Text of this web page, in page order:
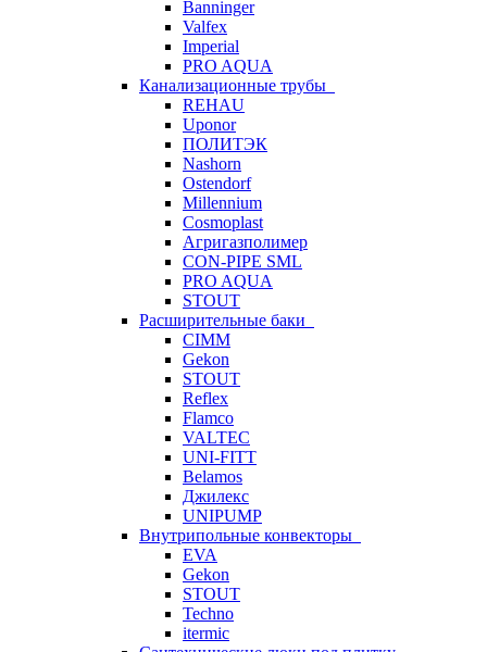
Banninger
Valfex
Imperial
PRO AQUA
Канализационные трубы
REHAU
Uponor
ПОЛИТЭК
Nashorn
Ostendorf
Millennium
Cosmoplast
Агригазполимер
CON-PIPE SML
PRO AQUA
STOUT
Расширительные баки
CIMM
Gekon
STOUT
Reflex
Flamco
VALTEC
UNI-FITT
Belamos
Джилекс
UNIPUMP
Внутрипольные конвекторы
EVA
Gekon
STOUT
Techno
itermic